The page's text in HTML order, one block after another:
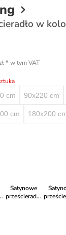
w
* w tym VAT
cm 90x220 cm
cm 180x200
Satynowe
prześcieradło